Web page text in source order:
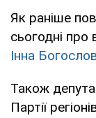
Як раніше
сьогодні про
Інна
Також
Партії